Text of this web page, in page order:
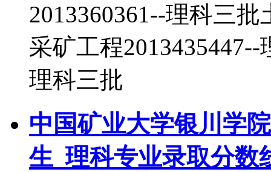
2013360361--理科三
采矿工程
理科三批
中国矿业大学银川学
生_理科专业录取分数